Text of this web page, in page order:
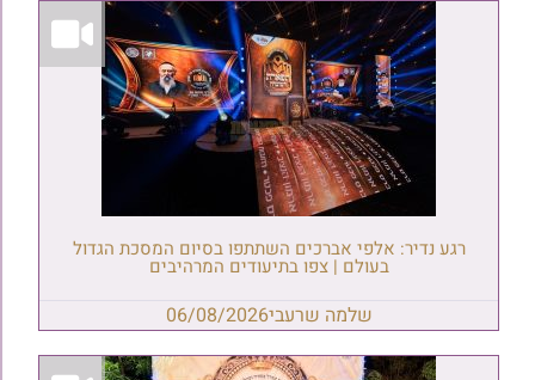
רגע נדיר: אלפי אברכים השתתפו בסיום המסכת הגדול
בעולם | צפו בתיעודים המרהיבים
שלמה שרעבי06/08/2026